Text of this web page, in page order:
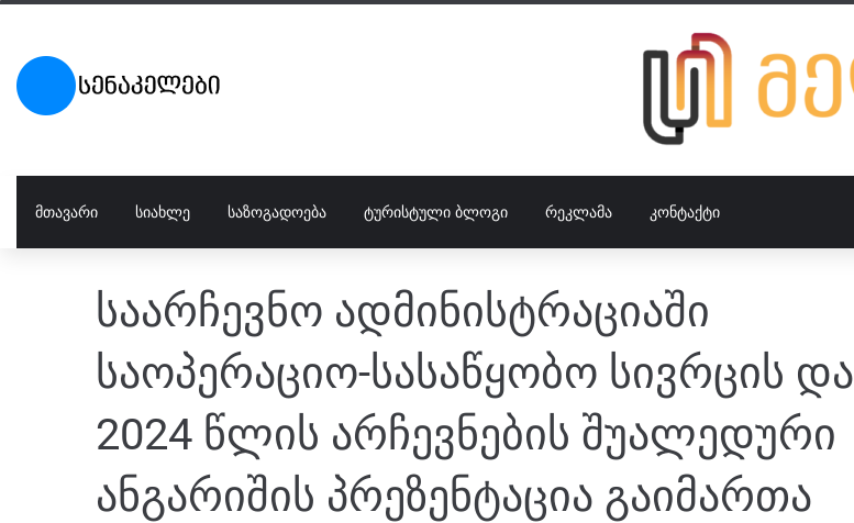
ᲛᲗᲐᲕᲐᲠᲘ ᲡᲘᲐᲮᲚᲔ ᲡᲐᲖᲝᲒᲐᲓᲝᲔᲑᲐ ᲢᲣᲠᲘᲡᲢᲣᲚᲘ ᲑᲚᲝᲒᲘ ᲠᲔᲙᲚᲐᲛᲐ ᲙᲝᲜᲢᲐᲥᲢᲘ
საარჩევნო ადმინისტრაციაში
საოპერაციო-სასაწყობო სივრცის და
2024 წლის არჩევნების შუალედური
ანგარიშის პრეზენტაცია გაიმართა